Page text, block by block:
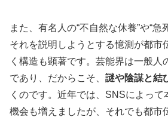
また、有名人の“不自然な休養”や“急
それを説明しようとする憶測が都市
く構造も顕著です。芸能界は一般人
であり、だからこそ、 謎や陰謀と結
くのです。近年では、SNSによって
機会も増えましたが、それでも都市